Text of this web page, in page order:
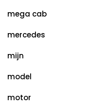
mega cab
mercedes
mijn
model
motor